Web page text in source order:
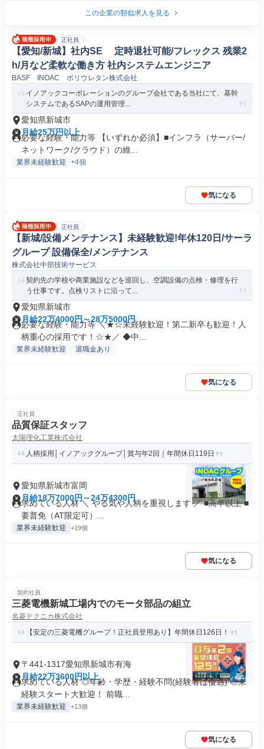
この企業の類似求人を見る
正社員
【愛知/新城】社内SE 定時退社可能/フレックス 残業2
h/月など柔軟な働き方 社内システムエンジニア
BASF INOAC ポリウレタン株式会社
イノアックコーポレーションのグループ会社である当社にて、基幹
システムであるSAPの運用管理...
愛知県新城市
月給25万円以上
必要な経験・能力等 【いずれか必須】■インフラ（サーバー/
ネットワーク/クラウド）の維...
業界未経験歓迎 +4個
気になる
正社員
【新城/設備メンテナンス】未経験歓迎!年休120日/サーラ
グループ 設備保全/メンテナンス
株式会社中部技術サービス
契約先の学校や商業施設などを巡回し、空調設備の点検・修理を行
う仕事です。点検リストに沿って...
愛知県新城市
月給22万4000円～28万5000円
必要な経験・能力等 ＼★☆未経験歓迎！第二新卒も歓迎！人
柄重心の採用です！☆★／ ◆中...
業界未経験歓迎 退職金あり
気になる
正社員
品質保証スタッフ
太陽理化工業株式会社
人柄採用│イノアックグループ│賞与年2回｜年間休日119日
愛知県新城市富岡
月給18万7000円～24万4300円
求めている人材 ＼ やる気や人柄を重視します ／ ■高卒以上 ■
要普免（AT限定可）...
業界未経験歓迎 +19個
気になる
契約社員
三菱電機新城工場内でのモータ部品の組立
名菱テクニカ株式会社
【安定の三菱電機グループ！正社員登用あり】年間休日126日！
〒441-1317愛知県新城市有海
月給22万3600円以上
求めている人材 ◎年齢・学歴・経験不問(経験者は優遇) ◎未
経験スタート大歓迎！ 前職...
業界未経験歓迎 +13個
気になる